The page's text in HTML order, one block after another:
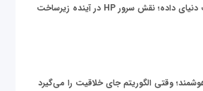
زیر پوست دنیای داده؛ نقش سرور HP در آینده زیرساخت
وقتی الگوریتم جای خلاقیت را می‌گیرد